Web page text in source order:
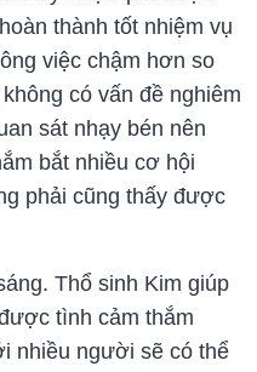
thành tốt nhiệm vụ
việc chậm hơn so
có vấn đề nghiêm
sát nhạy bén nên
bắt nhiều cơ hội
phải cũng thấy được
Thổ sinh Kim giúp
tình cảm thắm
nhiều người sẽ có thể